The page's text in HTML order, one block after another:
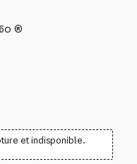
®
et indisponible.